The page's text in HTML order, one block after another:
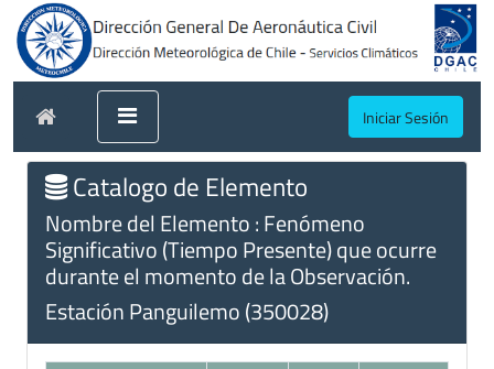
Iniciar Sesión
Catalogo de Elemento
Nombre del Elemento : Fenómeno
Significativo (Tiempo Presente) que ocurre
durante el momento de la Observación.
Estación Panguilemo (350028)